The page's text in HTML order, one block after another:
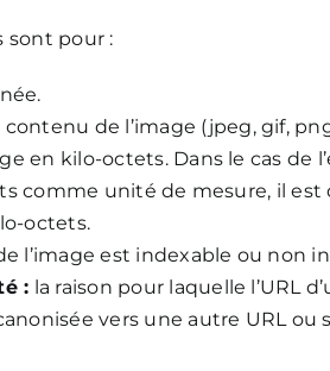
sont pour :
contenu de l’image (jpeg, gif,
en kilo-octets. Dans le cas de
comme unité de mesure, il est
octets.
de l’image est indexable ou non
: la raison pour laquelle l’URL
vers une autre URL ou